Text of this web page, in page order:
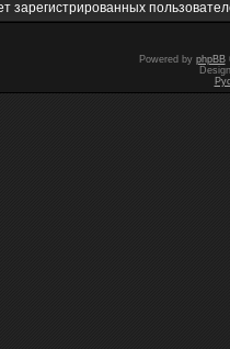
зарегистрированных
Powered by phpBB